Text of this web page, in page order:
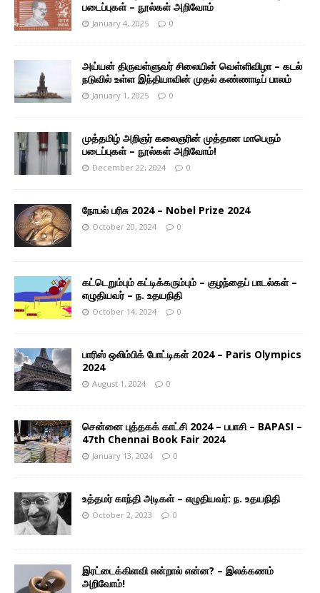
படைப்புகள் – நூல்கள் அறிவோம்
January 4, 2025 0
அய்யன் திருவள்ளுவர் சிலையின் வெள்ளிவிழா – கடல்
நடுவில் உள்ள இந்தியாவின் முதல் கண்ணாடிப் பாலம்
January 1, 2025 0
முத்தமிழ் அறிஞர் கலைஞரின் முத்தான மாபெரும்
படைப்புகள் – நூல்கள் அறிவோம்!
December 22, 2024 0
நோபல் பரிசு 2024 – Nobel Prize 2024
October 20, 2024 0
கட்டெறும்பும் கட்டிக்கரும்பும் – குழந்தைப் பாடல்கள் –
எழுதியவர் – ந. உதயநிதி
October 14, 2024 0
பாரிஸ் ஒலிம்பிக் போட்டிகள் 2024 – Paris Olympics
2024
August 1, 2024 0
சென்னை புத்தகக் காட்சி 2024 – பபாசி – BAPASI –
47th Chennai Book Fair 2024
January 13, 2024 0
உத்தமர் காந்தி அடிகள் – எழுதியவர்: ந. உதயநிதி
October 2, 2023 0
இரட்டைக்கிளவி என்றால் என்ன? – இலக்கணம்
அறிவோம்!